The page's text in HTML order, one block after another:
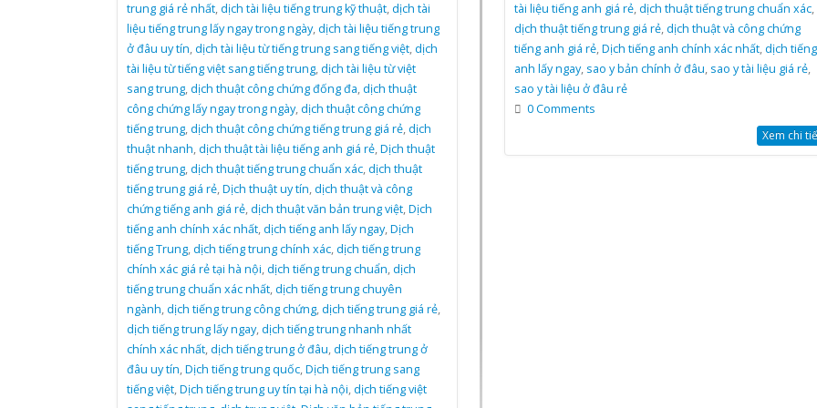
trung giá rẻ nhất,dịch tài liệu tiếng trung kỹ thuật,dịch tài
liệu tiếng trung lấy ngay trong ngày,dịch tài liệu tiếng trung
ở đâu uy tín,dịch tài liệu từ tiếng trung sang tiếng việt,dịch
tài liệu từ tiếng việt sang tiếng trung,dịch tài liệu từ việt
sang trung,dịch thuật công chứng đống đa,dịch thuật
công chứng lấy ngay trong ngày,dịch thuật công chứng
tiếng trung,dịch thuật công chứng tiếng trung giá rẻ,dịch
thuật nhanh,dịch thuật tài liệu tiếng anh giá rẻ,Dịch thuật
tiếng trung,dịch thuật tiếng trung chuẩn xác,dịch thuật
tiếng trung giá rẻ,Dịch thuật uy tín,dịch thuật và công
chứng tiếng anh giá rẻ,dịch thuật văn bản trung việt,Dịch
tiếng anh chính xác nhất,dịch tiếng anh lấy ngay,Dịch
tiếng Trung,dịch tiếng trung chính xác,dịch tiếng trung
chính xác giá rẻ tại hà nội,dịch tiếng trung chuẩn,dịch
tiếng trung chuẩn xác nhất,dịch tiếng trung chuyên
ngành,dịch tiếng trung công chứng,dịch tiếng trung giá rẻ,
dịch tiếng trung lấy ngay,dịch tiếng trung nhanh nhất
chính xác nhất,dịch tiếng trung ở đâu,dịch tiếng trung ở
đâu uy tín,Dịch tiếng trung quốc,Dịch tiếng trung sang
tiếng việt,Dịch tiếng trung uy tín tại hà nội,dịch tiếng việt
tài liệu tiếng anh giá rẻ,dịch thuật tiếng trung chuẩn xác,
dịch thuật tiếng trung giá rẻ,dịch thuật và công chứng
tiếng anh giá rẻ,Dịch tiếng anh chính xác nhất,dịch tiếng
anh lấy ngay, sao y bản chính ở đâu, sao y tài liệu giá rẻ,
sao y tài liệu ở đâu rẻ
0 Comments
Xem chi